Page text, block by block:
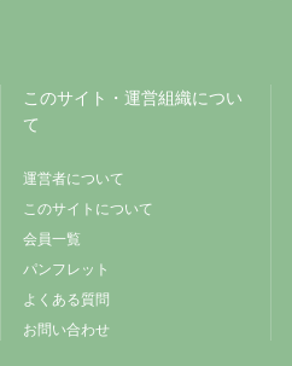
このサイト・運営組織につい
て
運営者について
このサイトについて
会員一覧
パンフレット
よくある質問
お問い合わせ